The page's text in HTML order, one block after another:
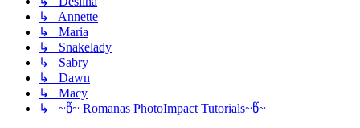
↳ Annette
↳ Maria
↳ Snakelady
↳ Sabry
↳ Dawn
↳ Macy
↳ ~წ~ Romanas PhotoImpact Tutorials~წ~